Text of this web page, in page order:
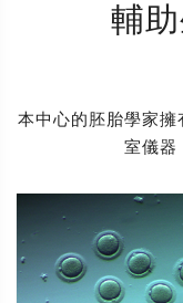
輔
本中心的胚胎學家
室儀器